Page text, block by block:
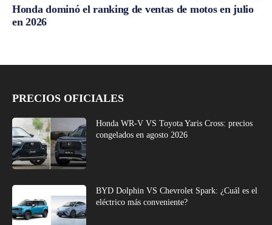
Honda dominó el ranking de ventas de motos en julio
en 2026
PRECIOS OFICIALES
Honda WR-V VS Toyota Yaris Cross: precios
congelados en agosto 2026
BYD Dolphin VS Chevrolet Spark: ¿Cuál es el
eléctrico más conveniente?